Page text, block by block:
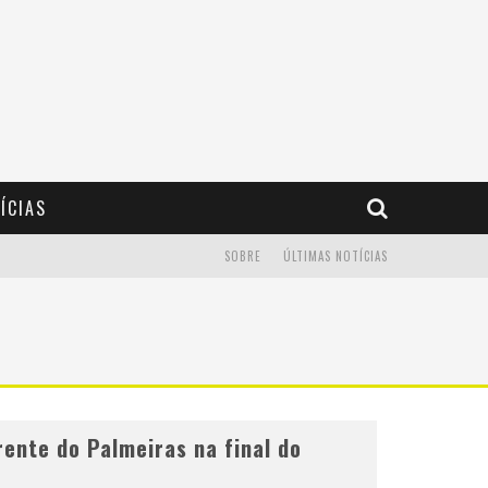
ÚLTIMAS NOTÍCIAS
SOBRE
do Palmeiras na final do